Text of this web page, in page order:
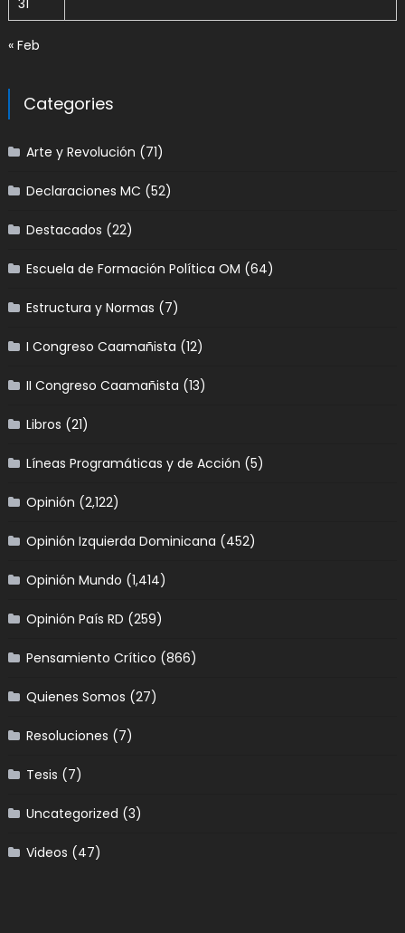
31
« Feb
Categories
Arte y Revolución (71)
Declaraciones MC (52)
Destacados (22)
Escuela de Formación Política OM (64)
Estructura y Normas (7)
I Congreso Caamañista (12)
II Congreso Caamañista (13)
Libros (21)
Líneas Programáticas y de Acción (5)
Opinión (2,122)
Opinión Izquierda Dominicana (452)
Opinión Mundo (1,414)
Opinión País RD (259)
Pensamiento Crítico (866)
Quienes Somos (27)
Resoluciones (7)
Tesis (7)
Uncategorized (3)
Videos (47)